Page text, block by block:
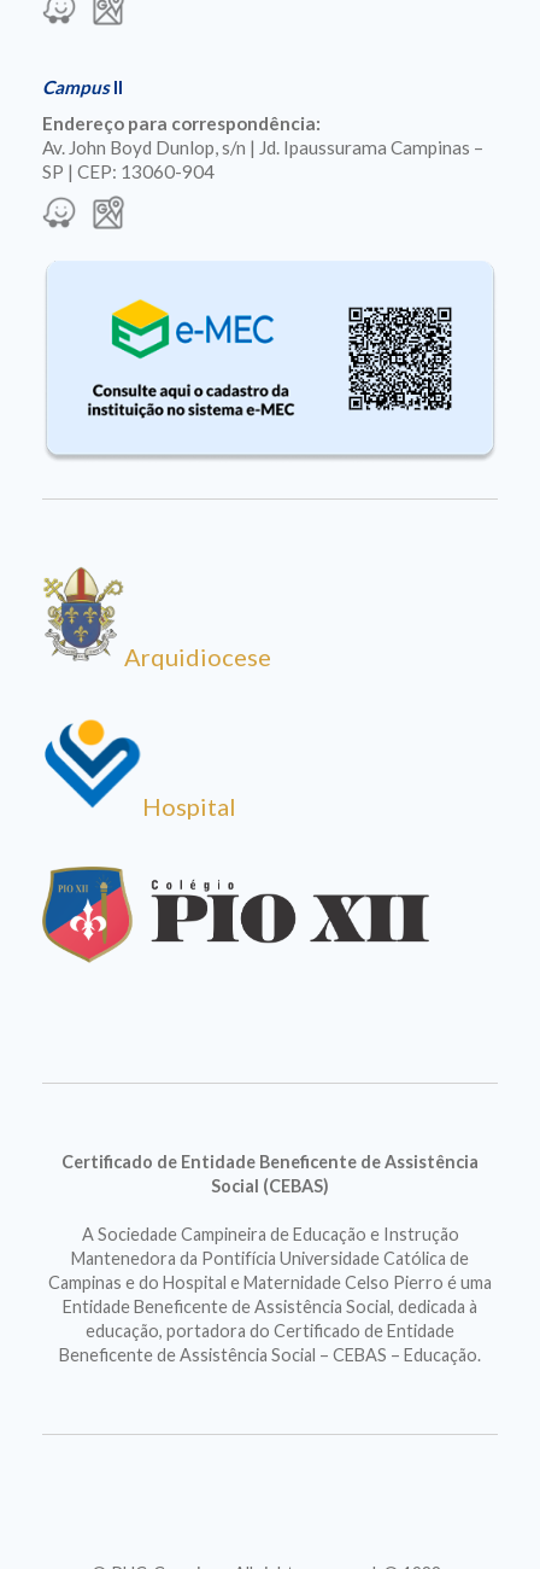
CampusII
Endereço para correspondência:
Av. John Boyd Dunlop, s/n | Jd. Ipaussurama Campinas –
SP | CEP: 13060-904
Arquidiocese
Hospital
Certificado de Entidade Beneficente de Assistência
Social (CEBAS)
A Sociedade Campineira de Educação e Instrução
Mantenedora da Pontifícia Universidade Católica de
Campinas e do Hospital e Maternidade Celso Pierro é uma
Entidade Beneficente de Assistência Social, dedicada à
educação, portadora do Certificado de Entidade
Beneficente de Assistência Social – CEBAS – Educação.